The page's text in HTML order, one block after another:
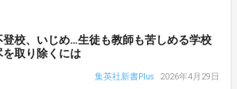
登校、いじめ…生徒も教師も苦しめる学校
を取り除くには
集英社新書Plus 2026年4月29日